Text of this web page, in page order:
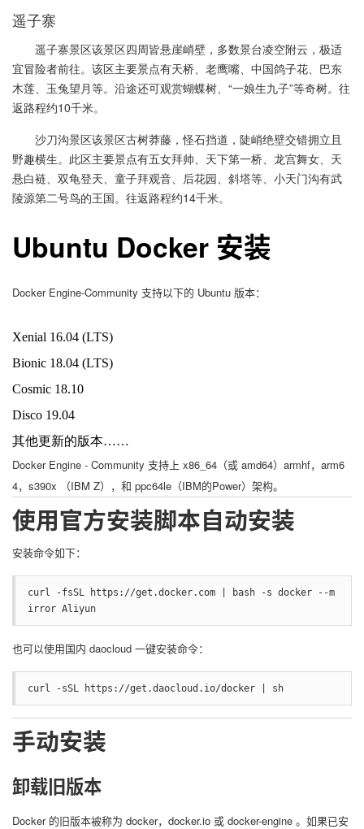
遥子寨
遥子寨景区该景区四周皆悬崖峭壁，多数景台凌空附云，极适
宜冒险者前往。该区主要景点有天桥、老鹰嘴、中国鸽子花、巴东
木莲、玉兔望月等。沿途还可观赏蝴蝶树、“一娘生九子”等奇树。往
返路程约10千米。
沙刀沟景区该景区古树莽藤，怪石挡道，陡峭绝壁交错拥立且
野趣横生。此区主要景点有五女拜帅、天下第一桥、龙宫舞女、天
悬白裢、双龟登天、童子拜观音、后花园、斜塔等、小天门沟有武
陵源第二号鸟的王国。往返路程约14千米。
Ubuntu Docker 安装
Docker Engine-Community 支持以下的 Ubuntu 版本：
Xenial 16.04 (LTS)
Bionic 18.04 (LTS)
Cosmic 18.10
Disco 19.04
其他更新的版本……
Docker Engine - Community 支持上 x86_64（或 amd64）armhf，arm6
4，s390x （IBM Z），和 ppc64le（IBM的Power）架构。
使用官方安装脚本自动安装
安装命令如下：
curl -fsSL https://get.docker.com | bash -s docker --m
irror Aliyun
也可以使用国内 daocloud 一键安装命令：
curl -sSL https://get.daocloud.io/docker | sh
手动安装
卸载旧版本
Docker 的旧版本被称为 docker，docker.io 或 docker-engine 。如果已安